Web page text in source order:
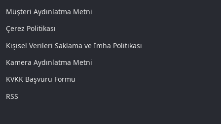
Müşteri Aydınlatma Metni
Çerez Politikası
Kişisel Verileri Saklama ve İmha Politikası
Kamera Aydınlatma Metni
KVKK Başvuru Formu
RSS